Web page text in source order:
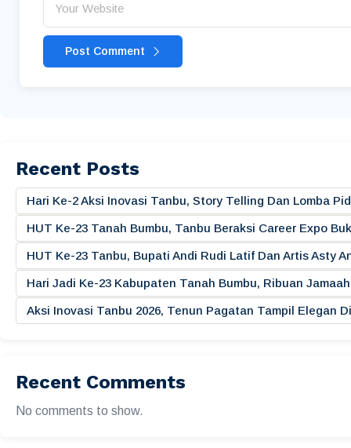
Post Comment
Recent Posts
Hari Ke-2 Aksi Inovasi Tanbu, Story Telling Dan Lomba
HUT Ke-23 Tanah Bumbu, Tanbu Beraksi Career Expo
HUT Ke-23 Tanbu, Bupati Andi Rudi Latif Dan Artis Asty
Hari Jadi Ke-23 Kabupaten Tanah Bumbu, Ribuan
Aksi Inovasi Tanbu 2026, Tenun Pagatan Tampil Elegan
Recent Comments
No comments to show.